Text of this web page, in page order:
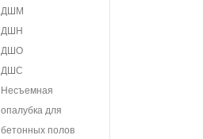
ДШМ
ДШН
ДШО
ДШС
Несъемная
опалубка для
бетонных полов